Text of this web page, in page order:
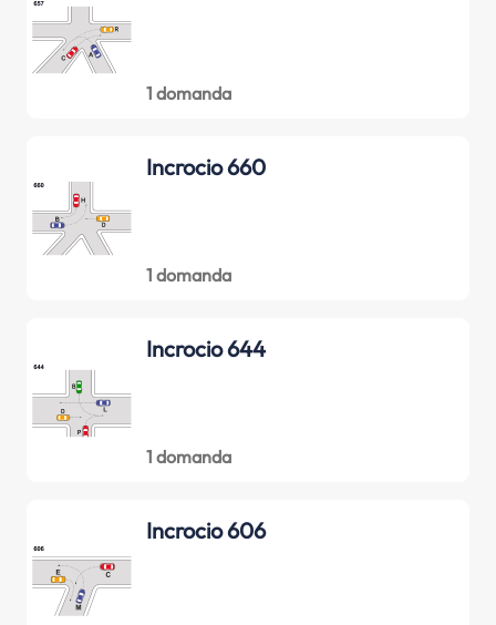
1 domanda
Incrocio 660
1 domanda
Incrocio 644
1 domanda
Incrocio 606